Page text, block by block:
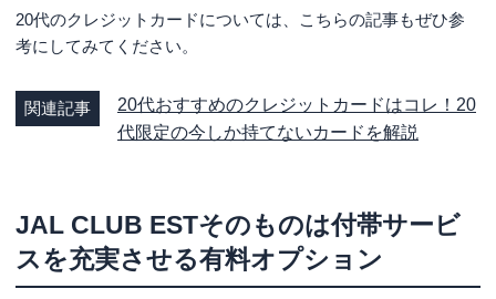
飛行機に乗らなくてもマイルがどんどん貯まる
ベースとなるJALカードの特典とダブルでお得
リット
二重の年会費が必要になる
まとめ
20代のクレジットカードについては、こちらの記事もぜひ参
考にしてみてください。
関連記事
20代おすすめのクレジットカードはコレ！20
代限定の今しか持てないカードを解説
JAL CLUB ESTそのものは付帯サービ
スを充実させる有料オプション